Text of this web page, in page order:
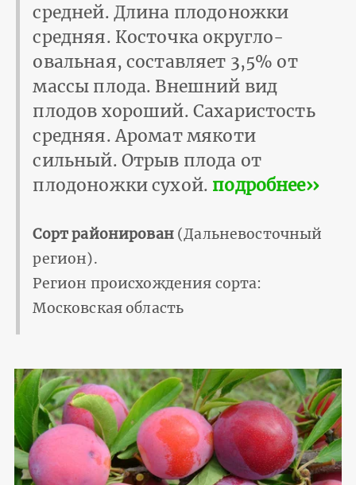
средней. Длина плодоножки
средняя. Косточка округло-
овальная, составляет 3,5% от
массы плода. Внешний вид
плодов хороший. Сахаристость
средняя. Аромат мякоти
сильный. Отрыв плода от
плодо­ножки сухой. подробнее››
Сорт районирован(Дальневосточный
регион).
Регион происхождения сорта:
Московская область